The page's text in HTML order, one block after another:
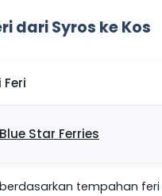
dari Syros ke Kos
Blue Star Ferries
tempahan feri